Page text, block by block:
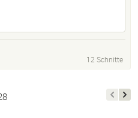
12 Schnitte